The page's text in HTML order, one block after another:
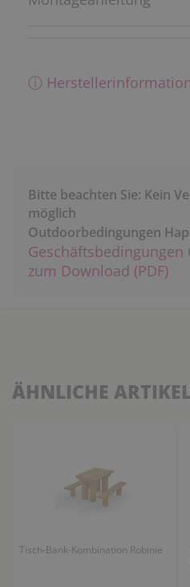
ⓘ
Bitte beachten Sie: Kein
möglich
Outdoorbedingungen
zum Download (PDF)
ÄHNLICHE ARTIKEL
Tisch-Bank-Kombination Robinie